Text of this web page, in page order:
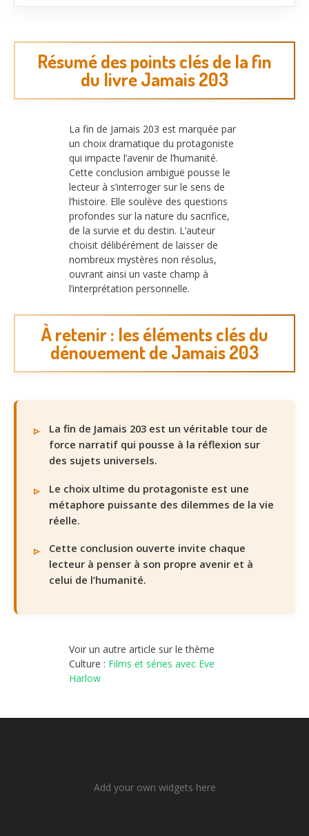
Résumé des points clés de la fin
du livre Jamais 203
La fin de Jamais 203 est marquée par
un choix dramatique du protagoniste
qui impacte l’avenir de l’humanité.
Cette conclusion ambiguë pousse le
lecteur à s’interroger sur le sens de
l’histoire. Elle soulève des questions
profondes sur la nature du sacrifice,
de la survie et du destin. L’auteur
choisit délibérément de laisser de
nombreux mystères non résolus,
ouvrant ainsi un vaste champ à
l’interprétation personnelle.
À retenir : les éléments clés du
dénouement de Jamais 203
La fin de Jamais 203 est un véritable tour de
force narratif qui pousse à la réflexion sur
des sujets universels.
Le choix ultime du protagoniste est une
métaphore puissante des dilemmes de la vie
réelle.
Cette conclusion ouverte invite chaque
lecteur à penser à son propre avenir et à
celui de l’humanité.
Voir un autre article sur le thème
Culture : Films et séries avec Eve
Harlow
Add your own widgets here